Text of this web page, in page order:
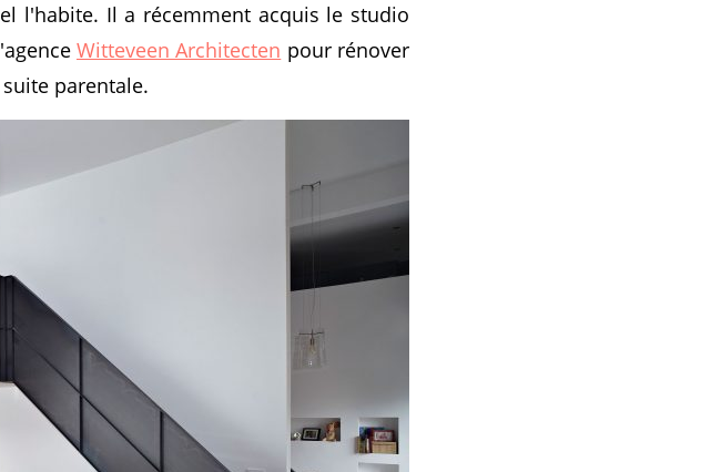
l'habite. Il a récemment acquis le studio
Witteveen Architecten pour rénover
parentale.